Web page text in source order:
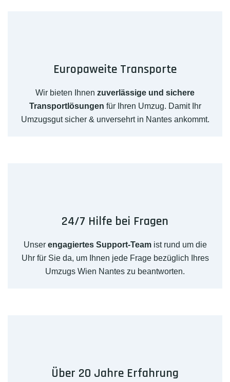
Europaweite Transporte
Wir bieten Ihnen zuverlässige und sichere
Transportlösungen für Ihren Umzug. Damit Ihr
Umzugsgut sicher & unversehrt in Nantes ankommt.
24/7 Hilfe bei Fragen
Unser engagiertes Support-Teamist rund um die
Uhr für Sie da, um Ihnen jede Frage bezüglich Ihres
Umzugs Wien Nantes zu beantworten.
Über 20 Jahre Erfahrung